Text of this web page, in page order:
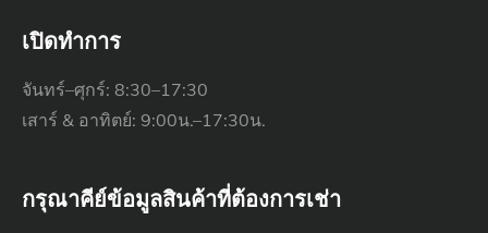
เปิดทำการ
จันทร์–ศุกร์: 8:30–17:30
เสาร์ & อาทิตย์: 9:00น.–17:30น.
กรุณาคีย์ข้อมูลสินค้าที่ต้องการเช่า